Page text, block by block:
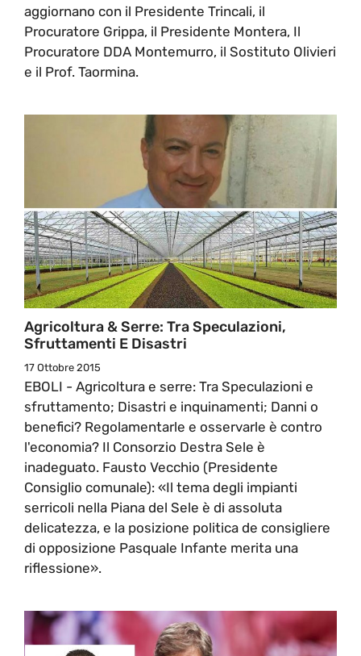
aggiornano con il Presidente Trincali, il
Procuratore Grippa, il Presidente Montera, Il
Procuratore DDA Montemurro, il Sostituto Olivieri
e il Prof. Taormina.
Agricoltura & Serre: Tra Speculazioni,
Sfruttamenti E Disastri
17 Ottobre 2015
EBOLI - Agricoltura e serre: Tra Speculazioni e
sfruttamento; Disastri e inquinamenti; Danni o
benefici? Regolamentarle e osservarle è contro
l'economia? Il Consorzio Destra Sele è
inadeguato. Fausto Vecchio (Presidente
Consiglio comunale): «Il tema degli impianti
serricoli nella Piana del Sele è di assoluta
delicatezza, e la posizione politica de consigliere
di opposizione Pasquale Infante merita una
riflessione».